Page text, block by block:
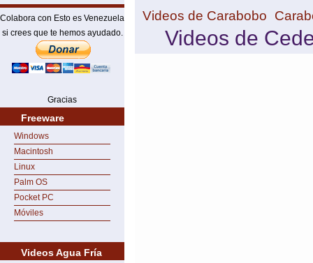
Colabora con Esto es Venezuela
si crees que te hemos ayudado.
Gracias
Freeware
Windows
Macintosh
Linux
Palm OS
Pocket PC
Móviles
Videos Agua Fría
Videos de Carabobo
Videos de